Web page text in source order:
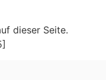
dieser Seite.
]